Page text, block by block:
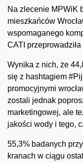
Na zlecenie MPWiK
mieszkańców
wspomaganego
CATI
Wynika z nich, że
się z hashtagiem
promocyjnymi
zostali jednak
marketingowej, ale
jakości wody i tego,
55,3% badanych
kranach w ciągu